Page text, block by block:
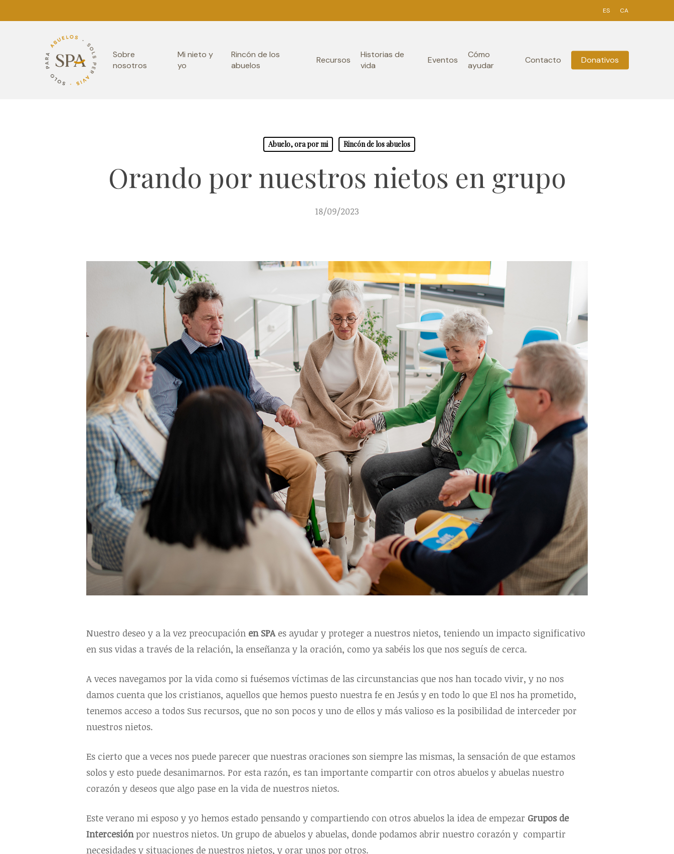
to
ES CA
Sobre
nosotros
Mi nieto y
yo
Rincón de los
abuelos
Recursos
Historias de
vida
Eventos
Cómo
ayudar
Contacto Donativos
Abuelo, ora por mi Rincón de los abuelos
Orando por nuestros nietos en grupo
18/09/2023
Nuestro deseo y a la vez preocupación en SPAes ayudar y proteger a nuestros nietos, teniendo un impacto significativo
en sus vidas a través de la relación, la enseñanza y la oración, como ya sabéis los que nos seguís de cerca.
A veces navegamos por la vida como si fuésemos víctimas de las circunstancias que nos han tocado vivir, y no nos
damos cuenta que los cristianos, aquellos que hemos puesto nuestra fe en Jesús y en todo lo que El nos ha prometido,
tenemos acceso a todos Sus recursos, que no son pocos y uno de ellos y más valioso es la posibilidad de interceder por
nuestros nietos.
Es cierto que a veces nos puede parecer que nuestras oraciones son siempre las mismas, la sensación de que estamos
solos y esto puede desanimarnos. Por esta razón, es tan importante compartir con otros abuelos y abuelas nuestro
corazón y deseos que algo pase en la vida de nuestros nietos.
Este verano mi esposo y yo hemos estado pensando y compartiendo con otros abuelos la idea de empezar Grupos de
Intercesiónpor nuestros nietos. Un grupo de abuelos y abuelas, donde podamos abrir nuestro corazón y compartir
necesidades y situaciones de nuestros nietos, y orar unos por otros.